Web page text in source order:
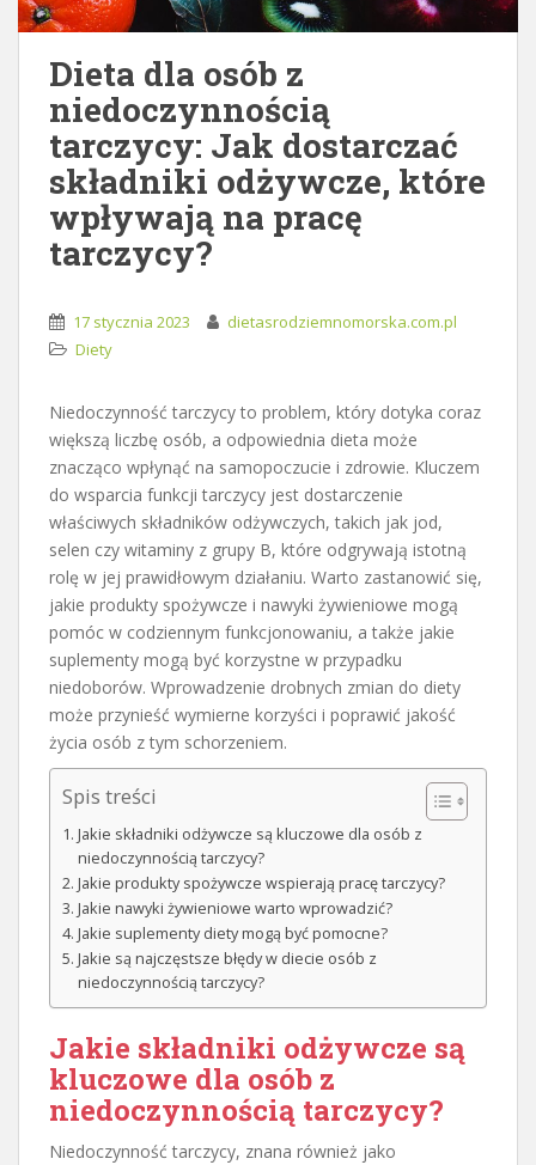
Dieta dla osób z
niedoczynnością
tarczycy: Jak dostarczać
składniki odżywcze, które
wpływają na pracę
tarczycy?
17 stycznia 2023
dietasrodziemnomorska.com.pl
Diety
Niedoczynność tarczycy to problem, który dotyka coraz
większą liczbę osób, a odpowiednia dieta może
znacząco wpłynąć na samopoczucie i zdrowie. Kluczem
do wsparcia funkcji tarczycy jest dostarczenie
właściwych składników odżywczych, takich jak jod,
selen czy witaminy z grupy B, które odgrywają istotną
rolę w jej prawidłowym działaniu. Warto zastanowić się,
jakie produkty spożywcze i nawyki żywieniowe mogą
pomóc w codziennym funkcjonowaniu, a także jakie
suplementy mogą być korzystne w przypadku
niedoborów. Wprowadzenie drobnych zmian do diety
może przynieść wymierne korzyści i poprawić jakość
życia osób z tym schorzeniem.
Spis treści
Jakie składniki odżywcze są kluczowe dla osób z
niedoczynnością tarczycy?
Jakie produkty spożywcze wspierają pracę tarczycy?
Jakie nawyki żywieniowe warto wprowadzić?
Jakie suplementy diety mogą być pomocne?
Jakie są najczęstsze błędy w diecie osób z
niedoczynnością tarczycy?
Jakie składniki odżywcze są
kluczowe dla osób z
niedoczynnością tarczycy?
Niedoczynność tarczycy, znana również jako